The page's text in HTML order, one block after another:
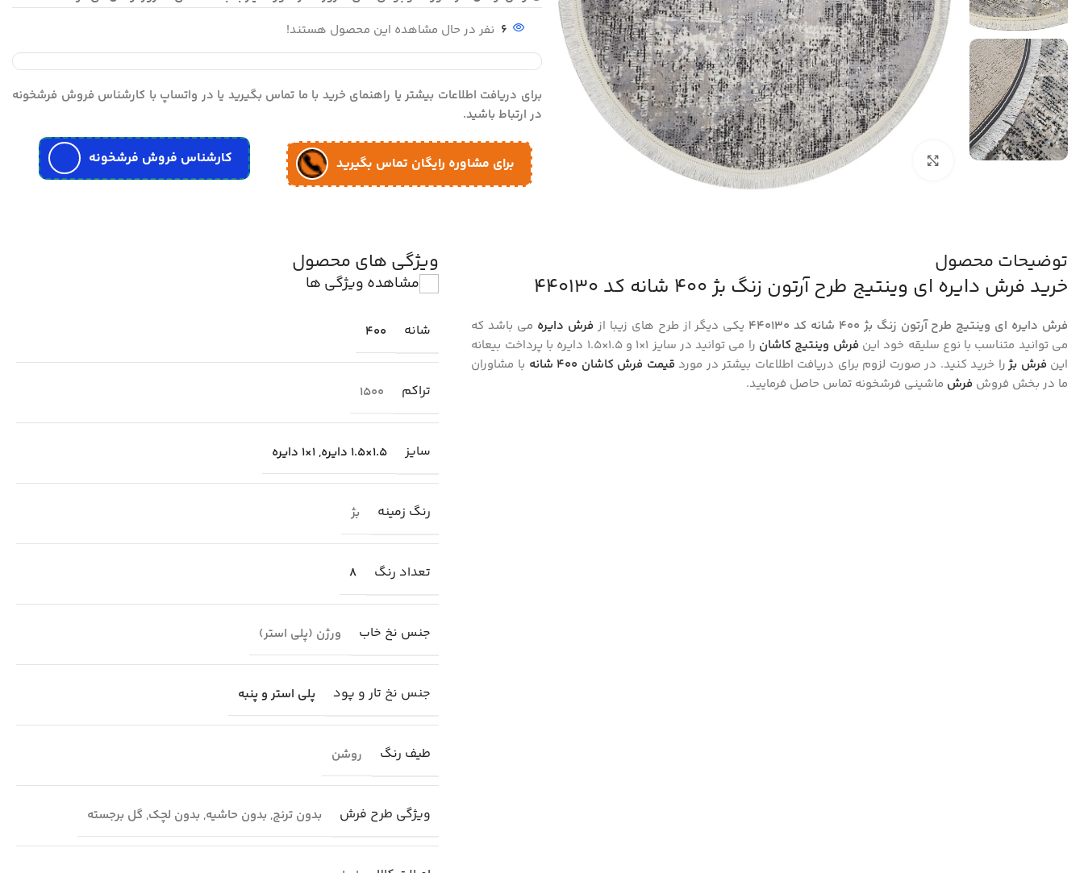
بزرگنمایی تصویر
6 نفر در حال مشاهده این محصول هستند!
برای دریافت اطلاعات بیشتر یا راهنمای خرید با ما تماس بگیرید یا در واتساپ با کارشناس فروش فرشخونه
در ارتباط باشید.
برای مشاوره رایگان تماس بگیرید کارشناس فروش فرشخونه
توضیحات محصول
خرید فرش دایره ای وینتیج طرح آرتون زنگ بژ 400 شانه کد 440130
فرش دایره ای وینتیج طرح آرتون زنگ بژ 400 شانه کد 440130 یکی دیگر از طرح های زیبا از فرش دایره می باشد که
می توانید متناسب با نوع سلیقه خود این فرش وینتیج کاشان
را می توانید در سایز 1×1 و 1.5×1.5 دایره با پرداخت بیعانه
این فرش بژ را خرید کنید. در صورت لزوم برای دریافت اطلاعات بیشتر در مورد قیمت فرش کاشان 4۰۰ شانه
با مشاوران
ما در بخش فروش فرش ماشینی فرشخونه تماس حاصل فرمایید.
ویژگی های محصول
مشاهده ویژگی ها
شانه 400
تراکم 1500
سایز 1.5×1.5 دایره ,1×1 دایره
رنگ زمینه بژ
تعداد رنگ 8
جنس نخ خاب ورژن (پلی استر)
جنس نخ تار و پود پلی استر و پنبه
طیف رنگ روشن
ویژگی طرح فرش بدون ترنج, بدون حاشیه, بدون لچک, گل برجسته